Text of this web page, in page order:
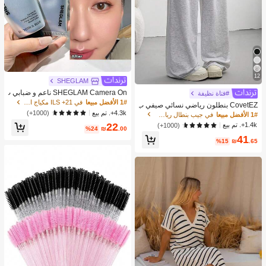
12
#فتاة نظيفة
CovetEZ بنطلون رياضي نسائي صيفي ب
سيط بربطة أمامية فضفاض، للارتداء اليو
مي العادي، التخرج، المعلمات، العودة إل
ى المدرسة
1# الأفضل مبيعا
1.4k+. تم بيع
(1000+)
₪41.65
%15
SHEGLAM
SHEGLAM Camera On ناعم و ضبابي ب
رايمر ماركة تجميل ومكياج للنساء والفتيا
ت
1# الأفضل مبيعا
4.3k+. تم بيع
(1000+)
₪22.00
%24